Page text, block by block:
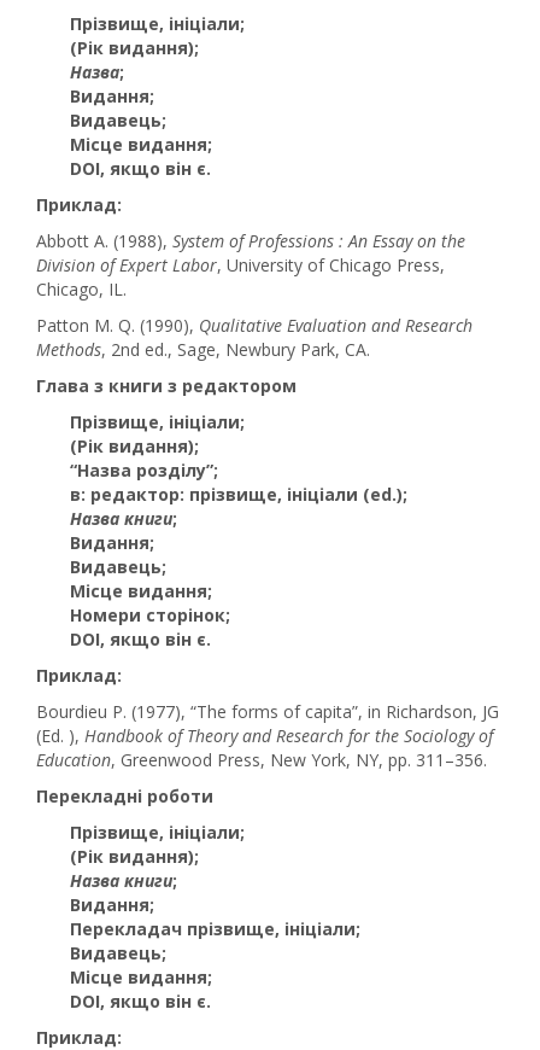
Прізвище, ініціали;
(Рік видання);
Назва;
Видання;
Видавець;
Місце видання;
DOI, якщо він є.
Приклад:
Abbott A. (1988), System of Professions : An Essay on the
Division of Expert Labor, University of Chicago Press,
Chicago, IL.
Patton M. Q. (1990), Qualitative Evaluation and Research
Methods, 2nd ed., Sage, Newbury Park, CA.
Глава з книги з редактором
Прізвище, ініціали;
(Рік видання);
“Назва розділу”;
в: редактор: прізвище, ініціали (ed.);
Назва книги;
Видання;
Видавець;
Місце видання;
Номери сторінок;
DOI, якщо він є.
Приклад:
Bourdieu P. (1977), “The forms of capita”, in Richardson, JG
(Ed. ), Handbook of Theory and Research for the Sociology of
Education, Greenwood Press, New York, NY, pp. 311–356.
Перекладні роботи
Прізвище, ініціали;
(Рік видання);
Назва книги;
Видання;
Перекладач прізвище, ініціали;
Видавець;
Місце видання;
DOI, якщо він є.
Приклад: